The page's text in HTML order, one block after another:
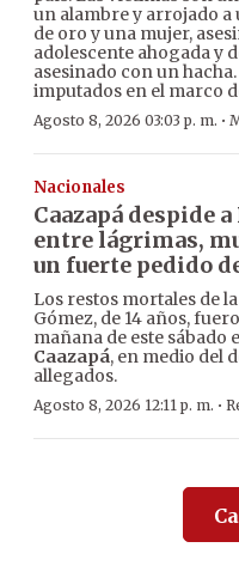
un alambre y arrojado
de oro y una mujer,
adolescente ahogada y
asesinado con un
imputados en el marco
Agosto 8, 2026 03:03 p. m. ·
Nacionales
Caazapá despide
entre lágrimas,
un fuerte pedido
Los restos mortales de
Gómez, de 14 años,
mañana de este
Caazapá, en medio del
allegados.
Agosto 8, 2026 12:11 p. m. ·